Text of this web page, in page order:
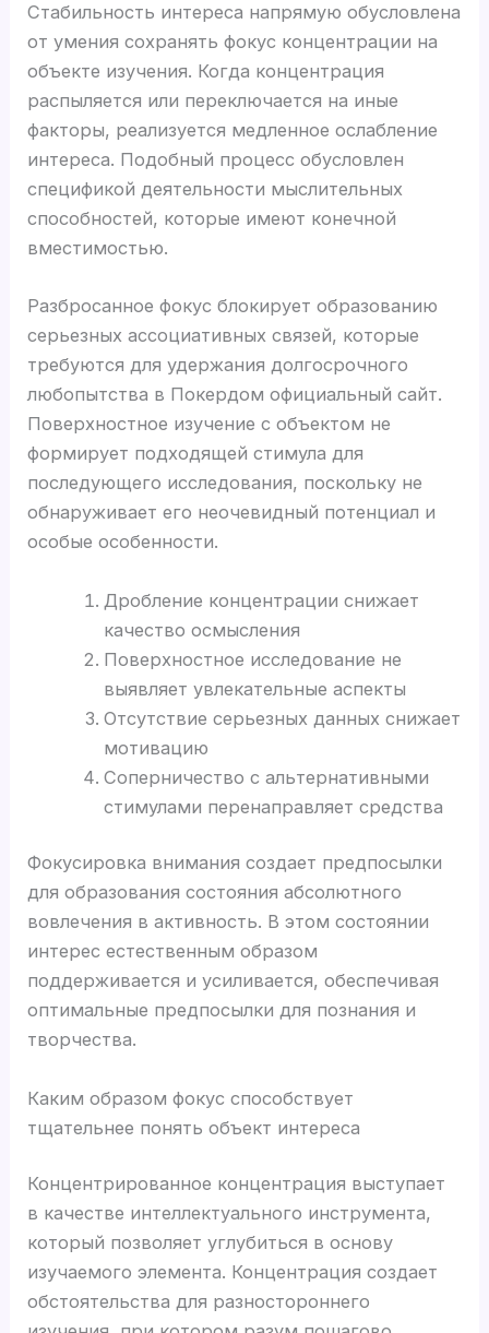
Стабильность интереса напрямую обусловлена
от умения сохранять фокус концентрации на
объекте изучения. Когда концентрация
распыляется или переключается на иные
факторы, реализуется медленное ослабление
интереса. Подобный процесс обусловлен
спецификой деятельности мыслительных
способностей, которые имеют конечной
вместимостью.
Разбросанное фокус блокирует образованию
серьезных ассоциативных связей, которые
требуются для удержания долгосрочного
любопытства в Покердом официальный сайт.
Поверхностное изучение с объектом не
формирует подходящей стимула для
последующего исследования, поскольку не
обнаруживает его неочевидный потенциал и
особые особенности.
Дробление концентрации снижает
качество осмысления
Поверхностное исследование не
выявляет увлекательные аспекты
Отсутствие серьезных данных снижает
мотивацию
Соперничество с альтернативными
стимулами перенаправляет средства
Фокусировка внимания создает предпосылки
для образования состояния абсолютного
вовлечения в активность. В этом состоянии
интерес естественным образом
поддерживается и усиливается, обеспечивая
оптимальные предпосылки для познания и
творчества.
Каким образом фокус способствует
тщательнее понять объект интереса
Концентрированное концентрация выступает
в качестве интеллектуального инструмента,
который позволяет углубиться в основу
изучаемого элемента. Концентрация создает
обстоятельства для разностороннего